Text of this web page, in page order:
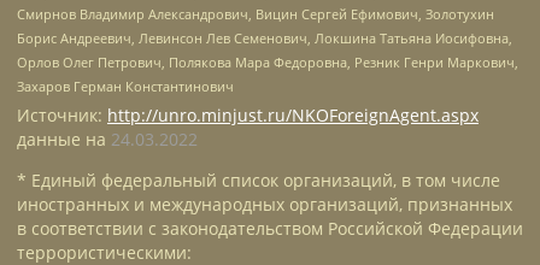
Смирнов Владимир Александрович, Вицин Сергей Ефимович, Золотухин
Борис Андреевич, Левинсон Лев Семенович, Локшина Татьяна Иосифовна,
Орлов Олег Петрович, Полякова Мара Федоровна, Резник Генри Маркович,
Захаров Герман Константинович
Источник: http://unro.minjust.ru/NKOForeignAgent.aspx
данные на 24.03.2022
* Единый федеральный список организаций, в том числе
иностранных и международных организаций, признанных
в соответствии с законодательством Российской Федерации
террористическими: